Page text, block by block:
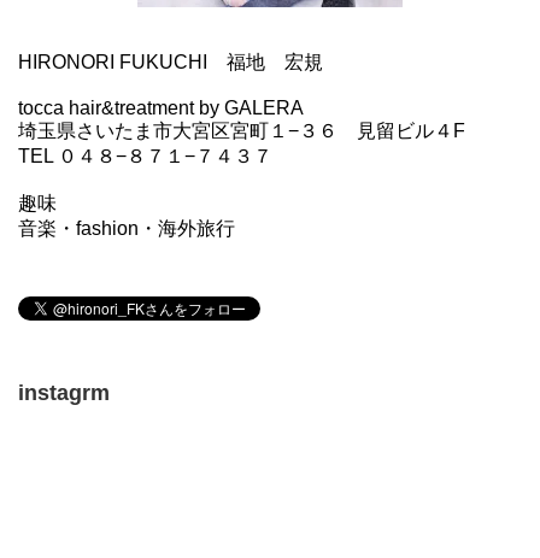
HIRONORI FUKUCHI 福地 宏規
tocca hair&treatment by GALERA
埼玉県さいたま市大宮区宮町１−３６ 見留ビル４F
TEL ０４８−８７１−７４３７
趣味
音楽・fashion・海外旅行
instagrm